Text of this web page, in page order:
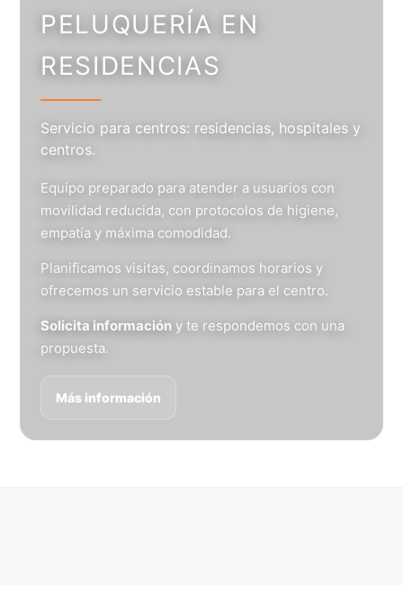
PELUQUERÍA EN
RESIDENCIAS
Servicio para centros: residencias, hospitales y
centros.
Equipo preparado para atender a usuarios con
movilidad reducida, con protocolos de higiene,
empatía y máxima comodidad.
Planificamos visitas, coordinamos horarios y
ofrecemos un servicio estable para el centro.
Solicita información y te respondemos con una
propuesta.
Más información